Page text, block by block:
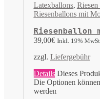
Latexballons,
Riesenballons mit
Riesenballon
39,00€ Inkl. 19% MwSt
zzgl. Liefergebühr
Details Dieses
Die Optionen
werden